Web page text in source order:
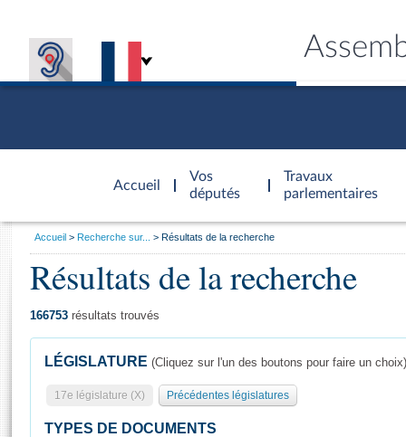
Accueil
d'accueil
Vos
députés
Travaux
parlementaires
Présidence
Séance publique
Général
Rôle et pouvoirs de l'Assemblée
Visiter l'Assemblée
Vous
Accueil Recherche sur... Résultats de la recherche
Résultats de la recherche
166753 résultats trouvés
LÉGISLATURE (Cliquez sur l'un des boutons pour faire un choix)
17e législature (X) Précédentes législatures
TYPES DE DOCUMENTS